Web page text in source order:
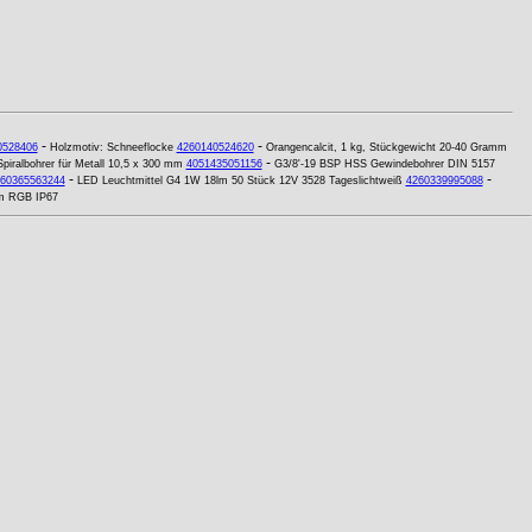
- Holzmotiv: Schneeflocke 4260140524620- Orangencalcit, 1 kg, Stückgewicht 20-40 Gramm
für Metall 10,5 x 300 mm 4051435051156- G3/8'-19 BSP HSS Gewindebohrer DIN 5157
- LED Leuchtmittel G4 1W 18lm 50 Stück 12V 3528 Tageslichtweiß 4260339995088-
RGB IP67